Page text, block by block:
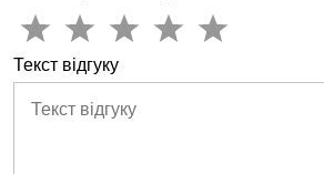
Текст відгуку